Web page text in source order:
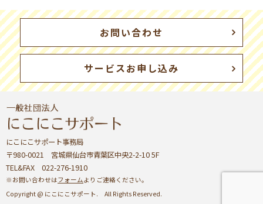
お問い合わせ
サービスお申し込み
にこにこサポート事務局
〒980-0021 宮城県仙台市青葉区中央2-2-10 5F
TEL&FAX 022-276-1910
※お問い合わせはフォームよりご連絡ください。
Copyright @ にこにこサポート. All Rights Reserved.